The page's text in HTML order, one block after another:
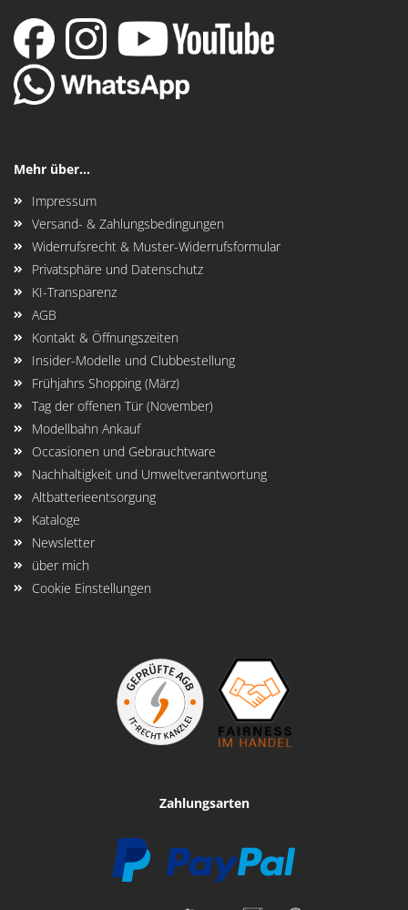
Mehr über...
Impressum
Versand- & Zahlungsbedingungen
Widerrufsrecht & Muster-Widerrufsformular
Privatsphäre und Datenschutz
KI-Transparenz
AGB
Kontakt & Öffnungszeiten
Insider-Modelle und Clubbestellung
Frühjahrs Shopping (März)
Tag der offenen Tür (November)
Modellbahn Ankauf
Occasionen und Gebrauchtware
Nachhaltigkeit und Umweltverantwortung
Altbatterieentsorgung
Kataloge
Newsletter
über mich
Cookie Einstellungen
Zahlungsarten